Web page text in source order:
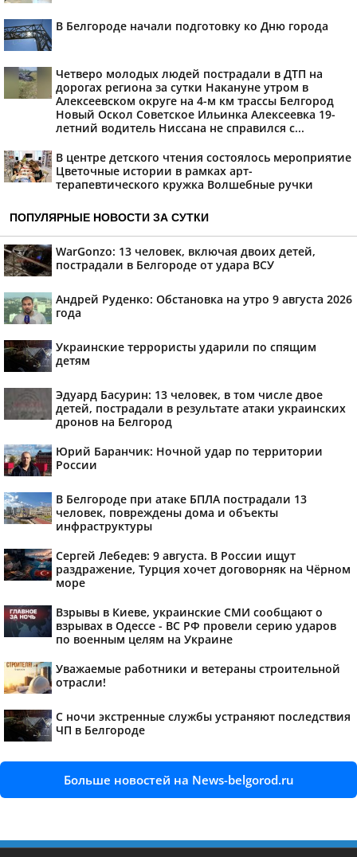
В Белгороде начали подготовку ко Дню города
Четверо молодых людей пострадали в ДТП на
дорогах региона за сутки Накануне утром в
Алексеевском округе на 4-м км трассы Белгород
Новый Оскол Советское Ильинка Алексеевка 19-
летний водитель Ниссана не справился с...
В центре детского чтения состоялось мероприятие
Цветочные истории в рамках арт-
терапевтического кружка Волшебные ручки
ПОПУЛЯРНЫЕ НОВОСТИ ЗА СУТКИ
WarGonzo: 13 человек, включая двоих детей,
пострадали в Белгороде от удара ВСУ
Андрей Руденко: Обстановка на утро 9 августа 2026
года
Украинские террористы ударили по спящим
детям
Эдуард Басурин: 13 человек, в том числе двое
детей, пострадали в результате атаки украинских
дронов на Белгород
Юрий Баранчик: Ночной удар по территории
России
В Белгороде при атаке БПЛА пострадали 13
человек, повреждены дома и объекты
инфраструктуры
Сергей Лебедев: 9 августа. В России ищут
раздражение, Турция хочет договорняк на Чёрном
море
Взрывы в Киеве, украинские СМИ сообщают о
взрывах в Одессе - ВС РФ провели серию ударов
по военным целям на Украине
Уважаемые работники и ветераны строительной
отрасли!
С ночи экстренные службы устраняют последствия
ЧП в Белгороде
Больше новостей на News-belgorod.ru